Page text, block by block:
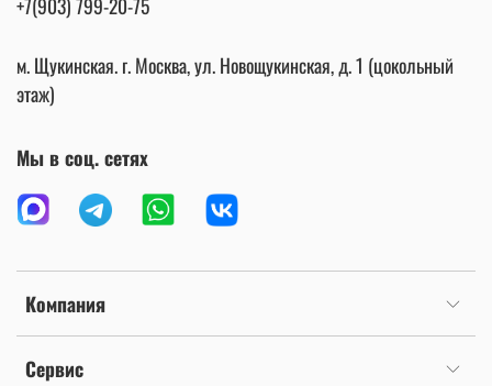
Компания
Сервис
м. Щукинская. г. Москва, ул. Новощукинская, д. 1 (цокольный
этаж)
Мы в соц. сетях